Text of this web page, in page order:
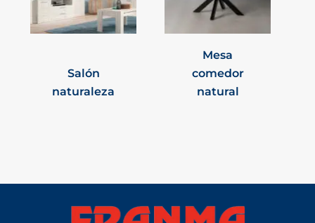
Salón
naturaleza
Mesa
comedor
natural